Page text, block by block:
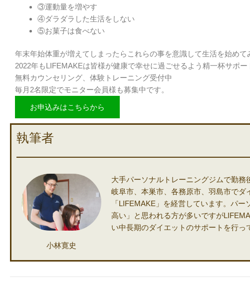
③運動量を増やす
④ダラダラした生活をしない
⑤お菓子は食べない
年末年始体重が増えてしまったらこれらの事を意識して生活を始めて
2022年もLIFEMAKEは皆様が健康で幸せに過ごせるよう精一杯サポ
無料カウンセリング、体験トレーニング受付中
毎月2名限定でモニター会員様も募集中です。
お申込みはこちらから
執筆者
小林寛史
大手パーソナルトレーニングジムで勤務
岐阜市、本巣市、各務原市、羽島市で
「LIFEMAKE」を経営しています。パ
高い」と思われる方が多いですが
い中長期のダイエットのサポートを行っ